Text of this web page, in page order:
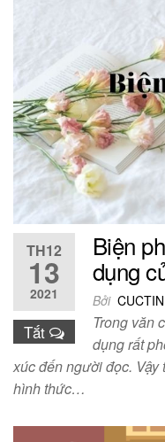
TH12
13
2021
Tắt
Biện
dụng
Bởi
Trong văn
dụng rất
xúc đến người đọc.
hình thức…